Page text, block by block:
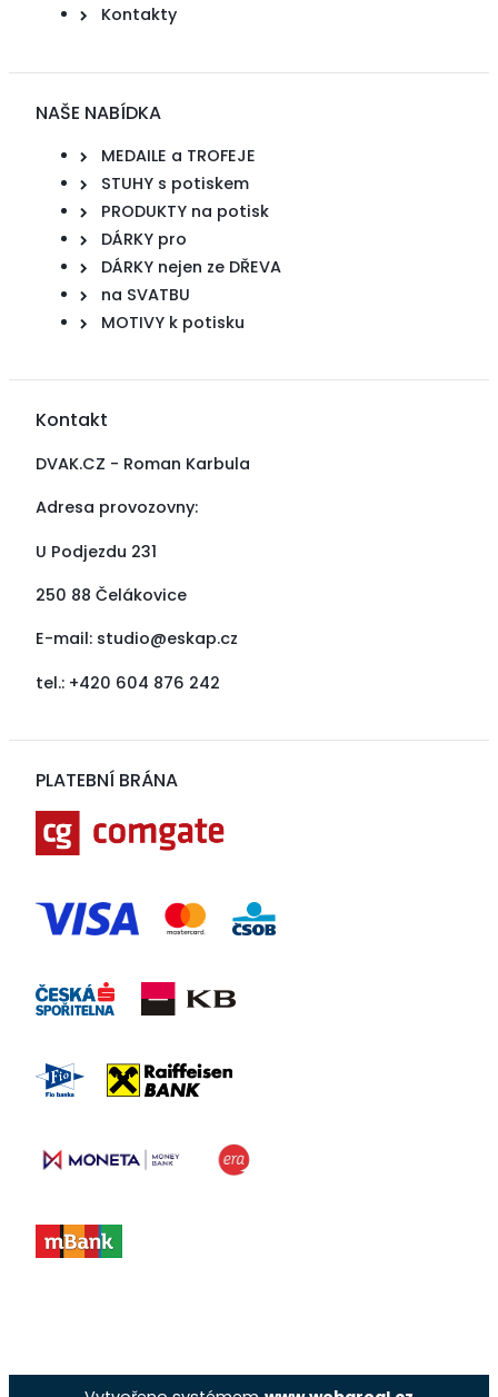
Kontakty
NAŠE NABÍDKA
MEDAILE a TROFEJE
STUHY s potiskem
PRODUKTY na potisk
DÁRKY pro
DÁRKY nejen ze DŘEVA
na SVATBU
MOTIVY k potisku
Kontakt
DVAK.CZ - Roman Karbula
Adresa provozovny:
U Podjezdu 231
250 88 Čelákovice
E-mail: studio@eskap.cz
tel.: +420 604 876 242
PLATEBNÍ BRÁNA